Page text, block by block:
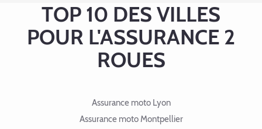
TOP 10 DES VILLES
POUR L'ASSURANCE 2
ROUES
Assurance moto Lyon
Assurance moto Montpellier